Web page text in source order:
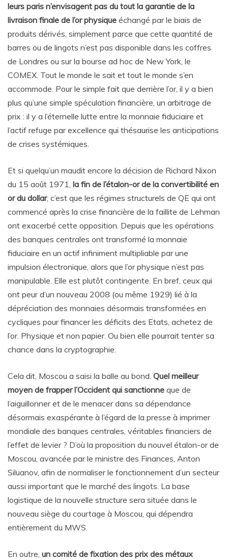
leurs paris n’envisagent pas du tout la garantie de la
livraison finale de l’or physique échangé par le biais de
produits dérivés, simplement parce que cette quantité de
barres ou de lingots n’est pas disponible dans les coffres
de Londres ou sur la bourse ad hoc de New York, le
COMEX. Tout le monde le sait et tout le monde s’en
accommode. Pour le simple fait que derrière l’or, il y a bien
plus qu’une simple spéculation financière, un arbitrage de
prix : il y a l’éternelle lutte entre la monnaie fiduciaire et
l’actif refuge par excellence qui thésaurise les anticipations
de crises systémiques.
Et si quelqu’un maudit encore la décision de Richard Nixon
du 15 août 1971, la fin de l’étalon-or de la convertibilité en
or du dollar, c’est que les régimes structurels de QE qui ont
commencé après la crise financière de la faillite de Lehman
ont exacerbé cette opposition. Depuis que les opérations
des banques centrales ont transformé la monnaie
fiduciaire en un actif infiniment multipliable par une
impulsion électronique, alors que l’or physique n’est pas
manipulable. Elle est plutôt contingente. En bref, ceux qui
ont peur d’un nouveau 2008 (ou même 1929) lié à la
dépréciation des monnaies désormais transformées en
cycliques pour financer les déficits des Etats, achetez de
l’or. Physique et non papier. Ou bien elle pourrait tenter sa
chance dans la cryptographie.
Cela dit, Moscou a saisi la balle au bond. Quel meilleur
moyen de frapper l’Occident qui sanctionne que de
l’aiguillonner et de le menacer dans sa dépendance
désormais exaspérante à l’égard de la presse à imprimer
mondiale des banques centrales, véritables financiers de
l’effet de levier ? D’où la proposition du nouvel étalon-or de
Moscou, avancée par le ministre des Finances, Anton
Siluanov, afin de normaliser le fonctionnement d’un secteur
aussi important que le marché des lingots. La base
logistique de la nouvelle structure sera située dans le
nouveau siège du courtage à Moscou, qui dépendra
entièrement du MWS.
En outre, un comité de fixation des prix des métaux